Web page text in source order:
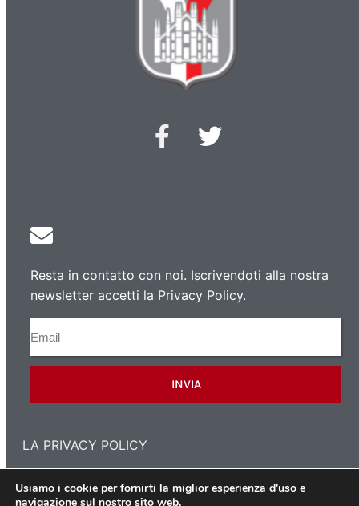
Resta in contatto con noi. Iscrivendoti alla nostra
newsletter accetti la Privacy Policy.
INVIA
LA PRIVACY POLICY
Usiamo i cookie per fornirti la miglior esperienza d'uso e
navigazione sul nostro sito web.